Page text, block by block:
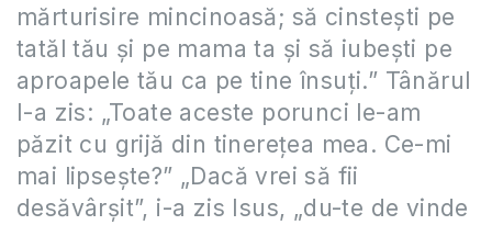
mărturisire mincinoasă; să cinsteşti pe
tatăl tău şi pe mama ta şi să iubeşti pe
aproapele tău ca pe tine însuţi.” Tânărul
I-a zis: „Toate aceste porunci le-am
păzit cu grijă din tinereţea mea. Ce-mi
mai lipseşte?” „Dacă vrei să fii
desăvârşit”, i-a zis Isus, „du-te de vinde